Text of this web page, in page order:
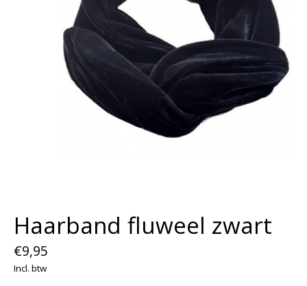
Haarband fluweel zwart
€9,95
Incl. btw